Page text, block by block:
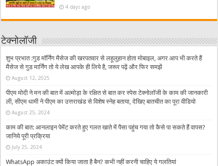
4 days ago
टेक्नोलॉजी
शुभ प्रभात :गुड मॉर्निंग मैसेज की खरपतवार से लहूलुहान होता मोबाइल, अगर आप भी करते हैं
मैसेज से गुड मार्निंग तो ये लेख आपके ही लिये है, जरूर पढ़ें और फिर समझें
August 12, 2025
पीएम मोदी ने मन की बात में अल्मोड़ा के रक्षित से बात कर स्पेस टेक्नोलॉजी के काम की जानकारी
ली, सीएम धामी ने पीएम का उत्तराखंड से विशेष स्नेह बताया, देखिए बातचीत का पूरा वीडियो
August 25, 2024
काम की बात: आनलाइन पेमेंट करते हुए गलत खाते में पैसा पहुंच गया तो कैसे पा सकते हैं वापस?
जानिये पूरी प्रक्रिया
July 25, 2024
WhatsApp अकाउंट क्यों किया जाता है बैन? कभी नहीं करनी चाहिए ये गलतियां